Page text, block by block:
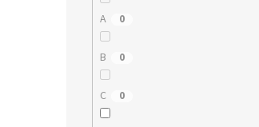
A 0
B 0
C 0